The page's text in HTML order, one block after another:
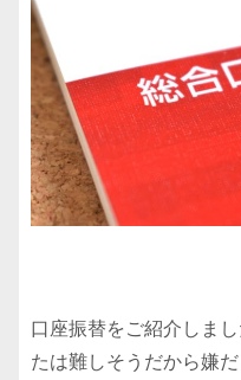
口座振替をご紹介しま
たは難しそうだから嫌